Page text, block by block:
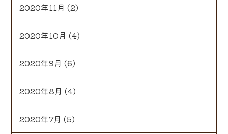
2020年11月 (2)
2020年10月 (4)
2020年9月 (6)
2020年8月 (4)
2020年7月 (5)